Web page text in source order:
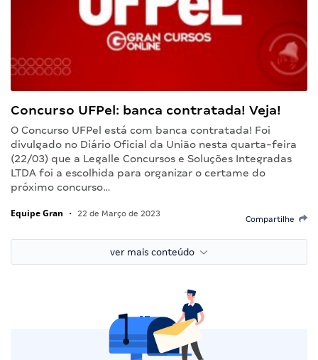
Concurso UFPel: banca contratada! Veja!
O Concurso UFPel está com banca contratada! Foi
divulgado no Diário Oficial da União nesta quarta-feira
(22/03) que a Legalle Concursos e Soluções Integradas
LTDA foi a escolhida para organizar o certame do
próximo concurso…
Equipe Gran • 22 de Março de 2023
Compartilhe
ver mais conteúdo